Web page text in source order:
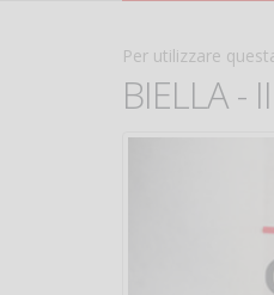
Per utilizzare
BIELLA -